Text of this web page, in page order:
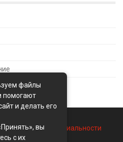
конфиденциальности
файлы
помогают
и делать его
вы
с их